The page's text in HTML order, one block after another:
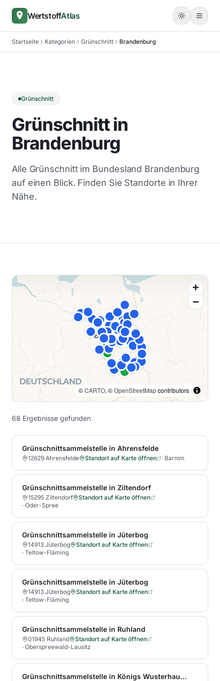
WertstoffAtlas
Startseite Kategorien Grünschnitt Brandenburg
Grünschnitt
Grünschnitt in
Brandenburg
Alle Grünschnitt im Bundesland Brandenburg
auf einen Blick. Finden Sie Standorte in Ihrer
Nähe.
©CARTO, ©OpenStreetMapcontributors
68 Ergebnisse gefunden
Grünschnittsammelstelle in Ahrensfelde
12629 Ahrensfelde Standort auf Karte öffnen · Barnim
Grünschnittsammelstelle in Ziltendorf
15295 Ziltendorf
Standort auf Karte öffnen
· Oder-Spree
Grünschnittsammelstelle in Jüterbog
14913 Jüterbog
Standort auf Karte öffnen
· Teltow-Fläming
Grünschnittsammelstelle in Jüterbog
14913 Jüterbog
Standort auf Karte öffnen
· Teltow-Fläming
Grünschnittsammelstelle in Ruhland
01945 Ruhland
Standort auf Karte öffnen
· Oberspreewald-Lausitz
Grünschnittsammelstelle in Königs Wusterhausen